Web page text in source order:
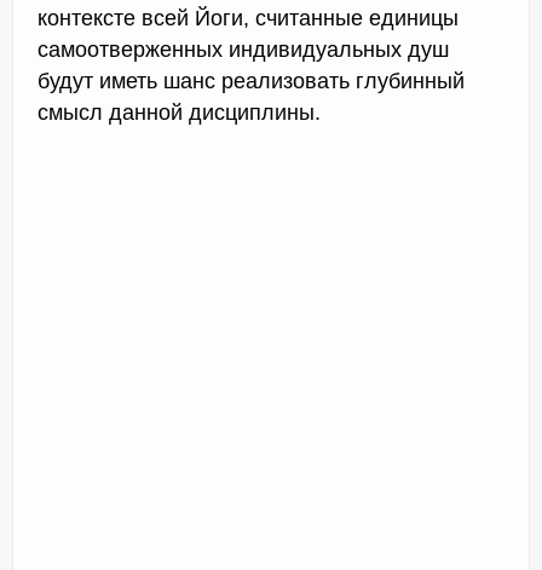
контексте всей Йоги, считанные единицы
самоотверженных индивидуальных душ
будут иметь шанс реализовать глубинный
смысл данной дисциплины.